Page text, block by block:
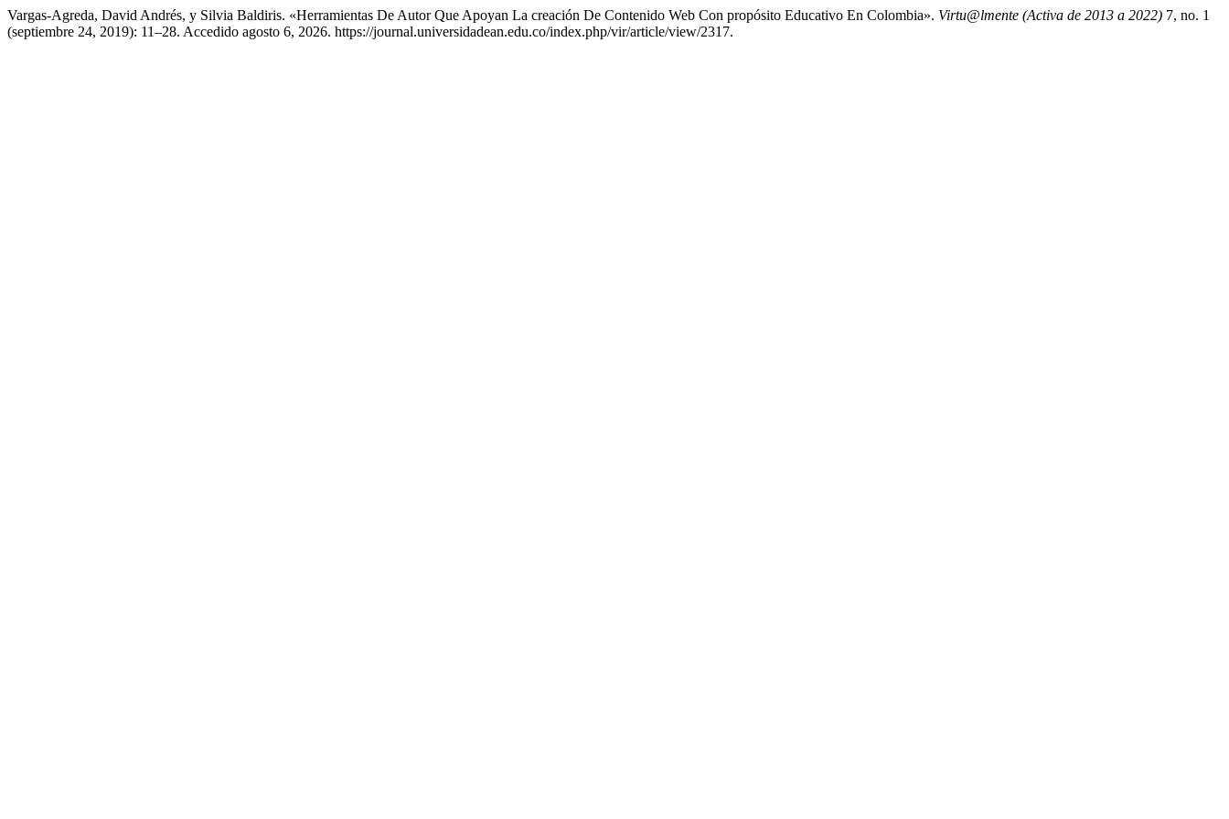
Vargas-Agreda, David Andrés, y Silvia Baldiris. «Herramientas De Autor Que Apoyan La creación De Contenido Web Con propósito Educativo En Colombia». Virtu@lmente (Activa de 2013 a 2022) 7, no. 1
(septiembre 24, 2019): 11–28. Accedido agosto 6, 2026. https://journal.universidadean.edu.co/index.php/vir/article/view/2317.